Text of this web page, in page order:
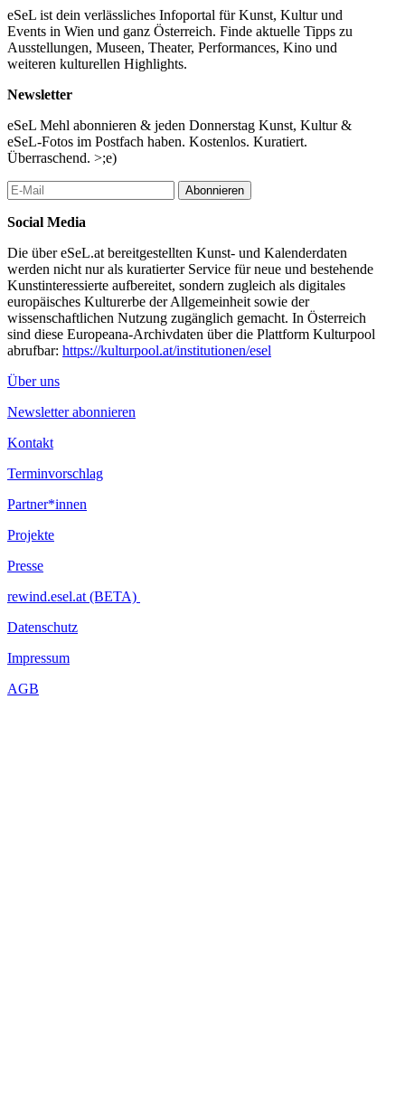
eSeL ist dein verlässliches Infoportal für Kunst, Kultur und
Events in Wien und ganz Österreich. Finde aktuelle Tipps zu
Ausstellungen, Museen, Theater, Performances, Kino und
weiteren kulturellen Highlights.
Newsletter
eSeL Mehl abonnieren & jeden Donnerstag Kunst, Kultur &
eSeL-Fotos im Postfach haben. Kostenlos. Kuratiert.
Überraschend. >;e)
Abonnieren
Social Media
Die über eSeL.at bereitgestellten Kunst- und Kalenderdaten
werden nicht nur als kuratierter Service für neue und bestehende
Kunstinteressierte aufbereitet, sondern zugleich als digitales
europäisches Kulturerbe der Allgemeinheit sowie der
wissenschaftlichen Nutzung zugänglich gemacht. In Österreich
sind diese Europeana-Archivdaten über die Plattform Kulturpool
abrufbar: https://kulturpool.at/institutionen/esel
Über uns
Newsletter abonnieren
Kontakt
Terminvorschlag
Partner*innen
Projekte
Presse
rewind.esel.at (BETA)
Datenschutz
Impressum
AGB